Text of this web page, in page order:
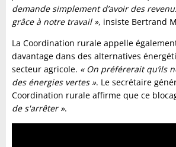
demande simplement d’avoir des
grâce à notre travail », insiste Bertrand
La Coordination rurale appelle
davantage dans des alternatives
secteur agricole. « On préférerait qu’ils
des énergies vertes ». Le secrétaire
Coordination rurale affirme que ce
de s'arrêter ».